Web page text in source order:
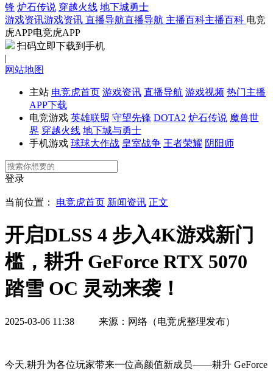
锋 炉石传说 穿越火线 地下城勇士
游戏资讯游戏资讯 直播导航直播导航 主播百科主播百科 电竞
虎APP电竞虎APP
扫码立即下载到手机
|
网站地图
主站 电竞虎首页 游戏资讯 直播导航 游戏视频 热门主播
APP下载
电竞游戏 英雄联盟 守望先锋 DOTA2 炉石传说 魔兽世
界 穿越火线 地下城与勇士
手机游戏 球球大作战 皇室战争 王者荣耀 阴阳师
登录
当前位置： 电竞虎首页 新闻资讯 正文
开启DLSS 4 步入4K游戏新门
槛，耕升 GeForce RTX 5070
踏雪 OC 灵动来袭！
2025-03-06 11:38 来源：网络（电竞虎整理发布）
今天,耕升为各位玩家带来一位高颜值新成员——耕升 GeForce